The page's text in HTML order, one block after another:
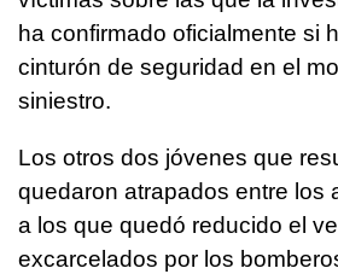
ha confirmado oficialmente si
cinturón de seguridad en el
siniestro.
Los otros dos jóvenes que
quedaron atrapados entre los
a los que quedó reducido el
excarcelados por los